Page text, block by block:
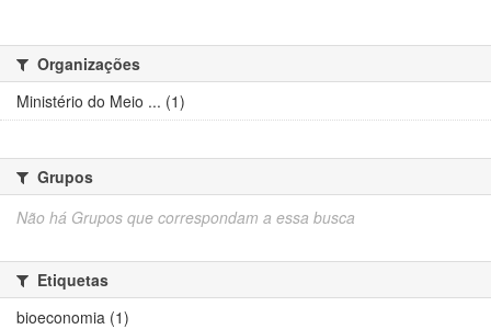
Organizações
Ministério do Meio ... (1)
Grupos
Não há Grupos que correspondam a essa busca
Etiquetas
bioeconomia (1)